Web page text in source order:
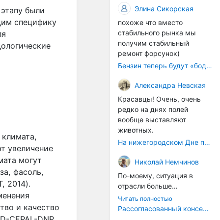
были
специфику
увеличение
могут
фасоль,
2014).
и качество
Сегодняшние
гастротуры — это
событийный,
развлекательный формат.
Его цель — показать
туристу "вкусное" место,
развлечь, дать яркие
безусловно, интересно и
правильно, но это внешний
слой.
А хорошо было бы,
например, не просто
восстановить углицкую
колбасу как артефакт, а
вернуть сам
принцип: продукт как
голос места.Многие
старые рецепты
сохранились в архивах, у
потомков мастеров, в
рынке и бизнесе.
происходящих сегодня
процессов, больше
напоминает судорожное
ситуационное затыкание
дыр.
Элина Сикорская
похоже что вместо
стабильного рынка мы
получим стабильный
ремонт форсунок)
Бензин теперь будут «бодяжить» легально: чего ждать водителям?
Александра Невская
Красавцы! Очень, очень
редко на днях полей
вообще выставляют
животных.
На нижегородском Дне поля было очень много животных
Николай Немчинов
По-моему, ситуация в
отрасли больше
напоминает какие-то
судороги, чем
Читать полностью
Рассогласованный консенсус